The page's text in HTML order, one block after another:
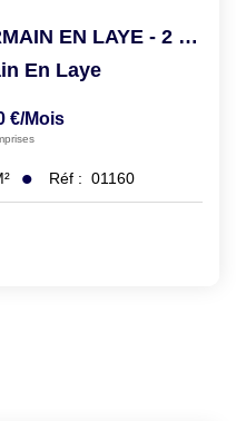
APPARTEMENT ST GERMAIN EN LAYE - 2 Pièce(s) - 29.43 M2
En Laye
€/mois
Réf : 01160